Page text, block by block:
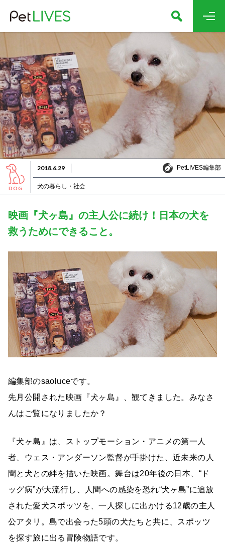
DOG
2018.6.29 PetLIVES編集部
PetLIVES編集部
犬の暮らし・社会
映画『犬ヶ島』の主人公に続け！日本の犬を
救うためにできること。
編集部のsaoluceです。
先月公開された映画『犬ヶ島』、観てきました。みなさ
んはご覧になりましたか？
『犬ヶ島』は、ストップモーション・アニメの第一人
者、ウェス・アンダーソン監督が手掛けた、近未来の人
間と犬との絆を描いた映画。舞台は20年後の日本、“ド
ッグ病”が大流行し、人間への感染を恐れ“犬ヶ島”に追放
された愛犬スポッツを、一人探しに出かける12歳の主人
公アタリ。島で出会った5頭の犬たちと共に、スポッツ
を探す旅に出る冒険物語です。